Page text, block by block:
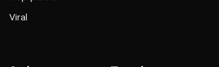
Viral